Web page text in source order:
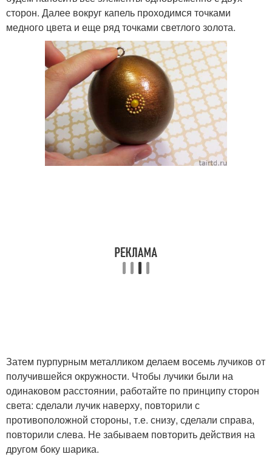
сторон. Далее вокруг капель проходимся точками
медного цвета и еще ряд точками светлого золота.
Затем пурпурным металликом делаем восемь лучиков от
получившейся окружности. Чтобы лучики были на
одинаковом расстоянии, работайте по принципу сторон
света: сделали лучик наверху, повторили с
противоположной стороны, т.е. снизу, сделали справа,
повторили слева. Не забываем повторить действия на
другом боку шарика.